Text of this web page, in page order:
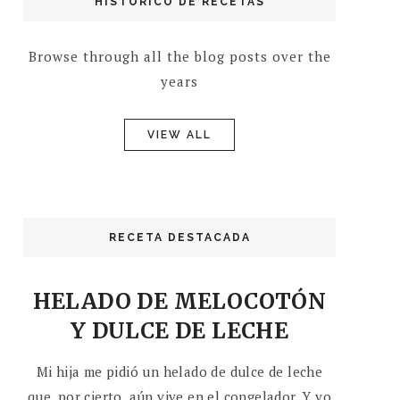
Browse through all the blog posts over the
years
VIEW ALL
RECETA DESTACADA
HELADO DE MELOCOTÓN
Y DULCE DE LECHE
Mi hija me pidió un helado de dulce de leche
que, por cierto, aún vive en el congelador. Y yo